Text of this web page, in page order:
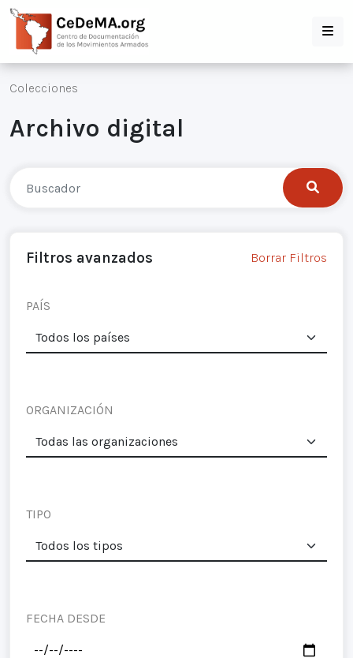
Colecciones
Archivo digital
Filtros avanzados Borrar Filtros
PAÍS
ORGANIZACIÓN
TIPO
FECHA DESDE